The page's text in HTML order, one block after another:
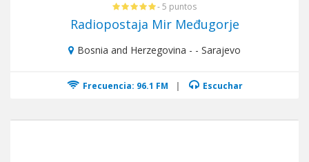
- 5 puntos
Radiopostaja Mir Međugorje
Bosnia and Herzegovina - - Sarajevo
Frecuencia: 96.1 FM | Escuchar